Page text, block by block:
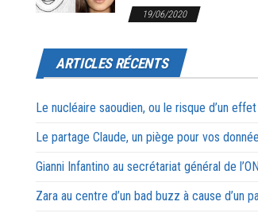
19/06/2020
ARTICLES RÉCENTS
Le nucléaire saoudien, ou le risque d’un
Le partage Claude, un piège pour vos
Gianni Infantino au secrétariat général de
Zara au centre d’un bad buzz à cause d’un